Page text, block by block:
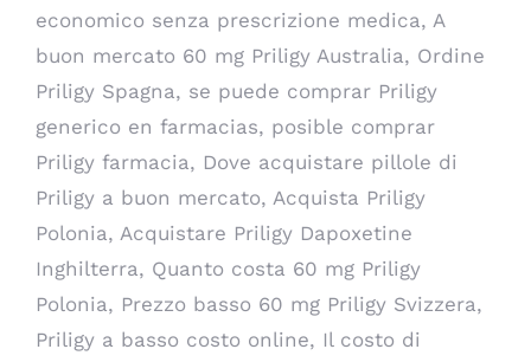
economico senza prescrizione medica, A
buon mercato 60 mg Priligy Australia, Ordine
Priligy Spagna, se puede comprar Priligy
generico en farmacias, posible comprar
Priligy farmacia, Dove acquistare pillole di
Priligy a buon mercato, Acquista Priligy
Polonia, Acquistare Priligy Dapoxetine
Inghilterra, Quanto costa 60 mg Priligy
Polonia, Prezzo basso 60 mg Priligy Svizzera,
Priligy a basso costo online, Il costo di